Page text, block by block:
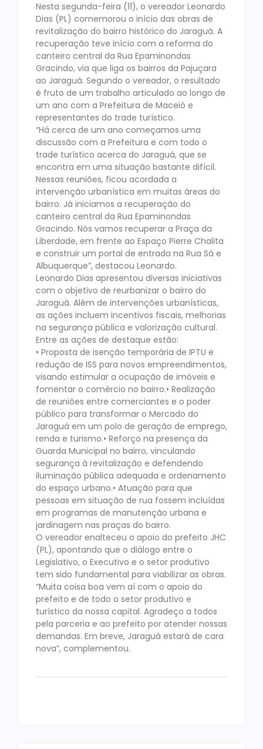
Nesta segunda-feira (11), o vereador Leonardo
Dias (PL) comemorou o início das obras de
revitalização do bairro histórico do Jaraguá. A
recuperação teve início com a reforma do
canteiro central da Rua Epaminondas
Gracindo, via que liga os bairros da Pajuçara
ao Jaraguá. Segundo o vereador, o resultado
é fruto de um trabalho articulado ao longo de
um ano com a Prefeitura de Maceió e
representantes do trade turístico.
“Há cerca de um ano começamos uma
discussão com a Prefeitura e com todo o
trade turístico acerca do Jaraguá, que se
encontra em uma situação bastante difícil.
Nessas reuniões, ficou acordada a
intervenção urbanística em muitas áreas do
bairro. Já iniciamos a recuperação do
canteiro central da Rua Epaminondas
Gracindo. Nós vamos recuperar a Praça da
Liberdade, em frente ao Espaço Pierre Chalita
e construir um portal de entrada na Rua Sá e
Albuquerque”, destacou Leonardo.
Leonardo Dias apresentou diversas iniciativas
com o objetivo de reurbanizar o bairro do
Jaraguá. Além de intervenções urbanísticas,
as ações incluem incentivos fiscais, melhorias
na segurança pública e valorização cultural.
Entre as ações de destaque estão:
• Proposta de isenção temporária de IPTU e
redução de ISS para novos empreendimentos,
visando estimular a ocupação de imóveis e
fomentar o comércio no bairro.• Realização
de reuniões entre comerciantes e o poder
público para transformar o Mercado do
Jaraguá em um polo de geração de emprego,
renda e turismo.• Reforço na presença da
Guarda Municipal no bairro, vinculando
segurança à revitalização e defendendo
iluminação pública adequada e ordenamento
do espaço urbano.• Atuação para que
pessoas em situação de rua fossem incluídas
em programas de manutenção urbana e
jardinagem nas praças do bairro.
O vereador enalteceu o apoio do prefeito JHC
(PL), apontando que o diálogo entre o
Legislativo, o Executivo e o setor produtivo
tem sido fundamental para viabilizar as obras.
“Muita coisa boa vem aí com o apoio do
prefeito e de todo o setor produtivo e
turístico da nossa capital. Agradeço a todos
pela parceria e ao prefeito por atender nossas
demandas. Em breve, Jaraguá estará de cara
nova”, complementou.